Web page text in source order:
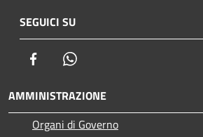
SEGUICI SU
Facebook
AMMINISTRAZIONE
Organi di Governo